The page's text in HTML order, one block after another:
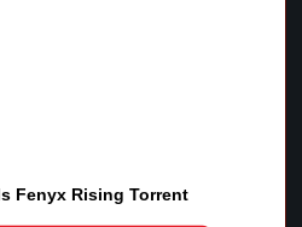
Fenyx Rising Torrent